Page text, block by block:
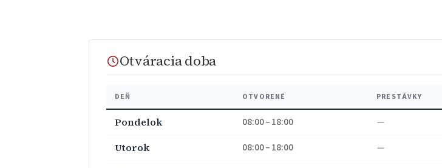
Otváracia doba
DEŇ OTVORENÉ PRESTÁVKY
Pondelok 08:00 – 18:00
—
Utorok
08:00 – 18:00
—